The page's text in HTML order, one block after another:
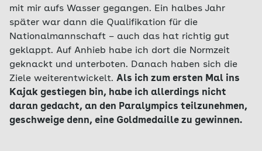
mit mir aufs Wasser gegangen. Ein halbes Jahr
später war dann die Qualifikation für die
Nationalmannschaft – auch das hat richtig gut
geklappt. Auf Anhieb habe ich dort die Normzeit
geknackt und unterboten. Danach haben sich die
Ziele weiterentwickelt. Als ich zum ersten Mal ins
Kajak gestiegen bin, habe ich allerdings nicht
daran gedacht, an den Paralympics teilzunehmen,
geschweige denn, eine Goldmedaille zu gewinnen.